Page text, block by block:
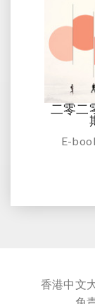
二零二
E-
香港中文